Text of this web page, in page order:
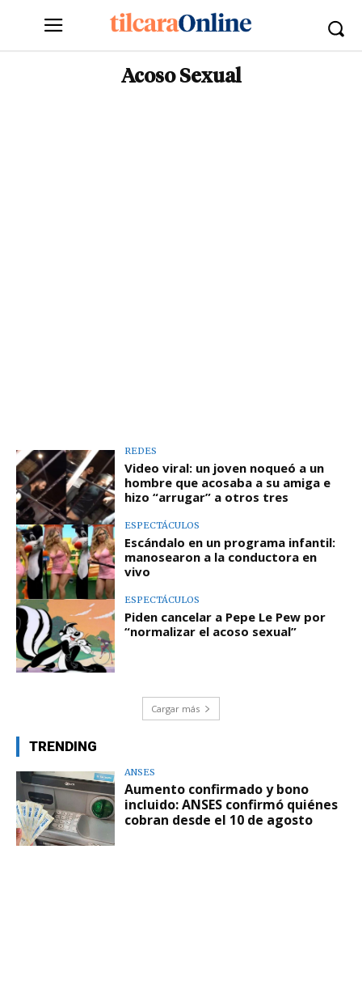
Acoso Sexual
REDES
Video viral: un joven noqueó a un
hombre que acosaba a su amiga e
hizo “arrugar” a otros tres
ESPECTÁCULOS
Escándalo en un programa infantil:
manosearon a la conductora en
vivo
ESPECTÁCULOS
Piden cancelar a Pepe Le Pew por
“normalizar el acoso sexual”
Cargar más
TRENDING
ANSES
Aumento confirmado y bono
incluido: ANSES confirmó quiénes
cobran desde el 10 de agosto